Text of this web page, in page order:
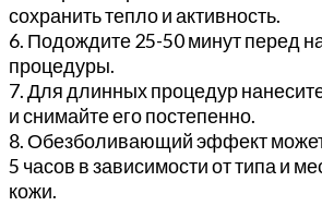
сохранить тепло и активность.
6. Подождите 25-50 минут перед
процедуры.
7. Для длинных процедур
и снимайте его постепенно.
8. Обезболивающий эффект
5 часов в зависимости от типа и
кожи.